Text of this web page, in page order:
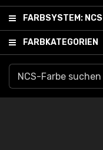
FARBSYSTEM: NCS
FARBKATEGORIEN